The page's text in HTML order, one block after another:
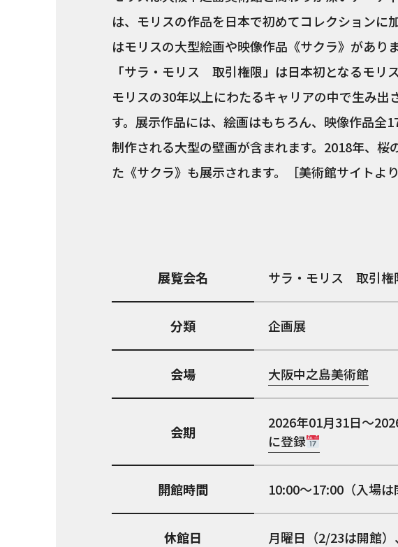
は、モリスの作品を日本で初めてコレクションに
はモリスの大型絵画や映像作品《サクラ》がありま
「サラ・モリス 取引権限」は日本初となるモリ
モリスの30年以上にわたるキャリアの中で生み出
す。展示作品には、絵画はもちろん、映像作品全
制作される大型の壁画が含まれます。2018年、桜
た《サクラ》も展示されます。［美術館サイトより
展覧会名 サラ・モリス 取引権
分類 企画展
会場 大阪中之島美術館
会期
2026年01月31日～
に登録
開館時間 10:00～17:00（入場は
休館日 月曜日（2/23は開館